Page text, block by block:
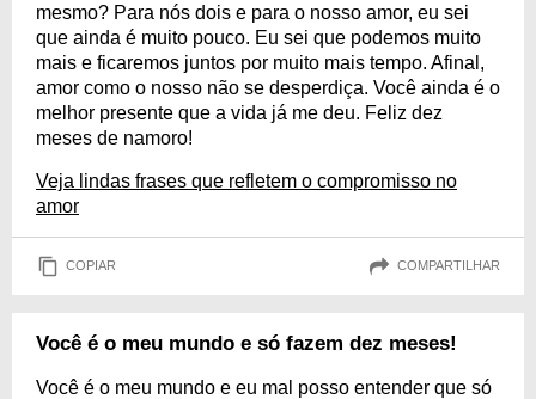
mesmo? Para nós dois e para o nosso amor, eu sei
que ainda é muito pouco. Eu sei que podemos muito
mais e ficaremos juntos por muito mais tempo. Afinal,
amor como o nosso não se desperdiça. Você ainda é o
melhor presente que a vida já me deu. Feliz dez
meses de namoro!
Veja lindas frases que refletem o compromisso no
amor
COPIAR COMPARTILHAR
Você é o meu mundo e só fazem dez meses!
Você é o meu mundo e eu mal posso entender que só